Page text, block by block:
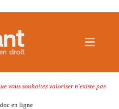
vous souhaitez valoriser n'existe pas
doc en ligne